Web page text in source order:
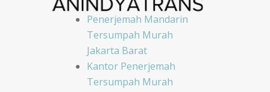
Penerjemah Mandarin
Tersumpah Murah
Jakarta Barat
Kantor Penerjemah
Tersumpah Murah